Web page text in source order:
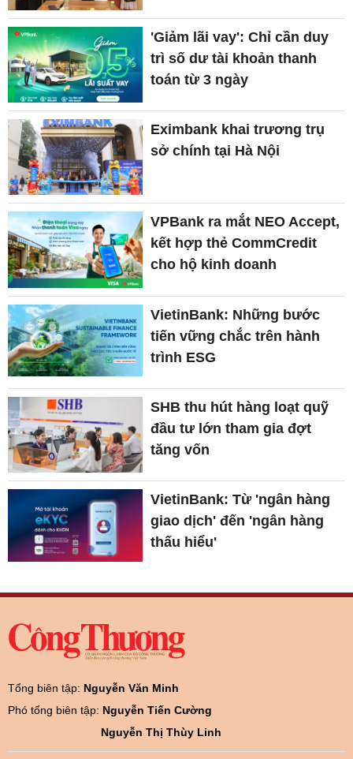
'Giảm lãi vay': Chỉ cần duy
trì số dư tài khoản thanh
toán từ 3 ngày
Eximbank khai trương trụ
sở chính tại Hà Nội
VPBank ra mắt NEO Accept,
kết hợp thẻ CommCredit
cho hộ kinh doanh
VietinBank: Những bước
tiến vững chắc trên hành
trình ESG
SHB thu hút hàng loạt quỹ
đầu tư lớn tham gia đợt
tăng vốn
VietinBank: Từ 'ngân hàng
giao dịch' đến 'ngân hàng
thấu hiểu'
Tổng biên tập: Nguyễn Văn Minh
Phó tổng biên tập: Nguyễn Tiến Cường
Nguyễn Thị Thùy Linh